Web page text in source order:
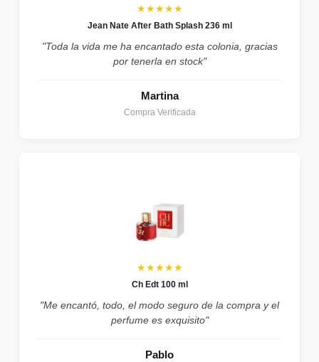
★★★★★
Jean Nate After Bath Splash 236 ml
"Toda la vida me ha encantado esta colonia, gracias
por tenerla en stock"
Martina
Compra Verificada
★★★★★
Ch Edt 100 ml
"Me encantó, todo, el modo seguro de la compra y el
perfume es exquisito"
Pablo